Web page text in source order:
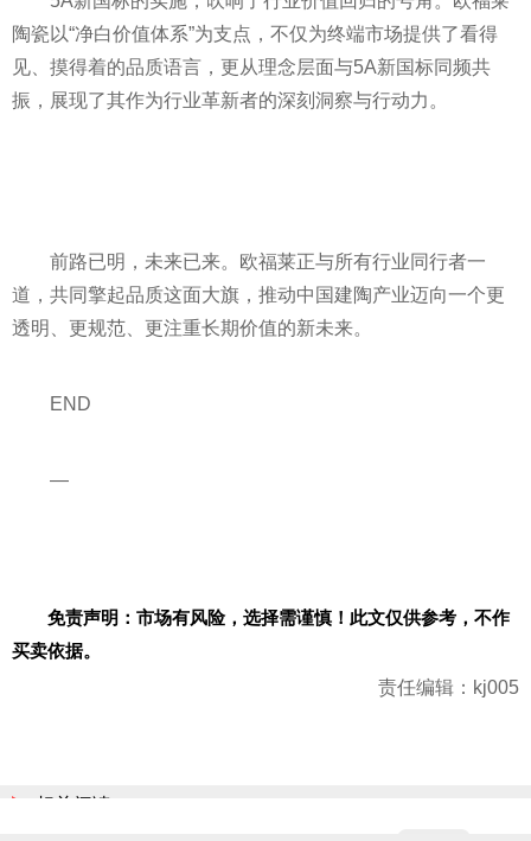
陶瓷以“净白价值体系”为支点，不仅为终端市场提供了看得
见、摸得着的品质语言，更从理念层面与5A新国标同频共
振，展现了其作为行业革新者的深刻洞察与行动力。
前路已明，未来已来。欧福莱正与所有行业同行者一
道，共同擎起品质这面大旗，推动中国建陶产业迈向一个更
透明、更规范、更注重长期价值的新未来。
END
—
免责声明：市场有风险，选择需谨慎！此文仅供参考，不作
买卖依据。
责任编辑：kj005
相关阅读